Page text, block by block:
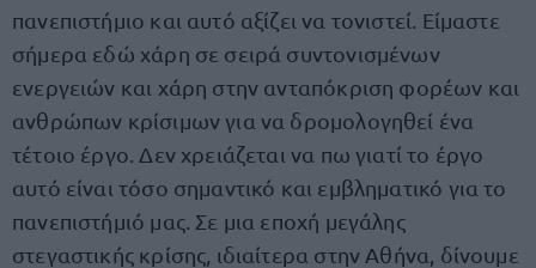
πανεπιστήμιο και αυτό αξίζει να τονιστεί. Είμαστε
σήμερα εδώ χάρη σε σειρά συντονισμένων
ενεργειών και χάρη στην ανταπόκριση φορέων και
ανθρώπων κρίσιμων για να δρομολογηθεί ένα
τέτοιο έργο. Δεν χρειάζεται να πω γιατί το έργο
αυτό είναι τόσο σημαντικό και εμβληματικό για το
πανεπιστήμιό μας. Σε μια εποχή μεγάλης
στεγαστικής κρίσης, ιδιαίτερα στην Αθήνα, δίνουμε